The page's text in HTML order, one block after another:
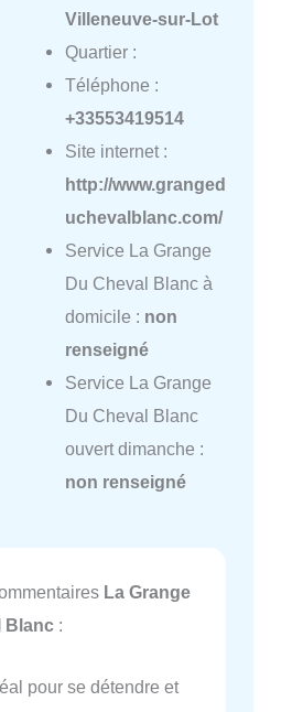
Villeneuve-sur-Lot
Quartier :
Téléphone :
+33553419514
Site internet :
http://www.granged
uchevalblanc.com/
Service La Grange
Du Cheval Blanc à
domicile : non
renseigné
Service La Grange
Du Cheval Blanc
ouvert dimanche :
non renseigné
La Grange
Blanc :
pour se détendre et